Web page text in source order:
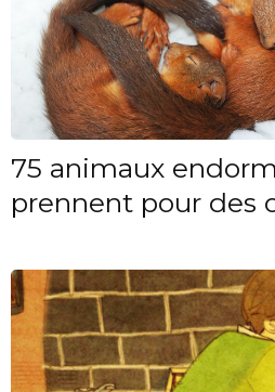
75 animaux
prennent pour des